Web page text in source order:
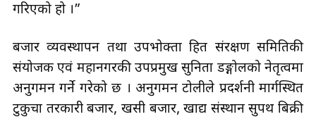
गरिएको हो ।”
बजार व्यवस्थापन तथा उपभोक्ता हित संरक्षण समितिकी
संयोजक एवं महानगरकी उपप्रमुख सुनिता डङ्गोलको नेतृत्वमा
अनुगमन गर्ने गरेको छ । अनुगमन टोलीले प्रदर्शनी मार्गस्थित
टुकुचा तरकारी बजार, खसी बजार, खाद्य संस्थान सुपथ बिक्री